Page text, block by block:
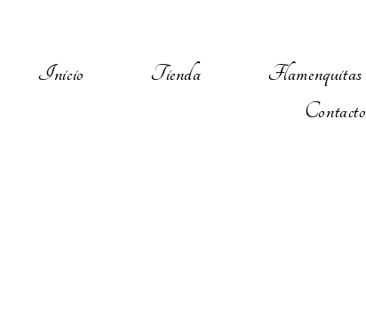
Inicio Tienda Flamenquitas
Contacto